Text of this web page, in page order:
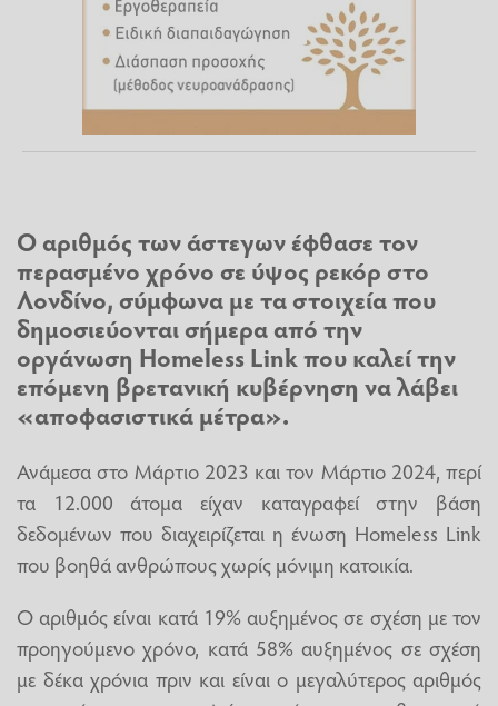
Ο αριθμός των άστεγων έφθασε τον
περασμένο χρόνο σε ύψος ρεκόρ στο
Λονδίνο, σύμφωνα με τα στοιχεία που
δημοσιεύονται σήμερα από την
οργάνωση Homeless Link που καλεί την
επόμενη βρετανική κυβέρνηση να λάβει
«αποφασιστικά μέτρα».
Ανάμεσα στο Μάρτιο 2023 και τον Μάρτιο 2024, περί
τα 12.000 άτομα είχαν καταγραφεί στην βάση
δεδομένων που διαχειρίζεται η ένωση Homeless Link
που βοηθά ανθρώπους χωρίς μόνιμη κατοικία.
Ο αριθμός είναι κατά 19% αυξημένος σε σχέση με τον
προηγούμενο χρόνο, κατά 58% αυξημένος σε σχέση
με δέκα χρόνια πριν και είναι ο μεγαλύτερος αριθμός